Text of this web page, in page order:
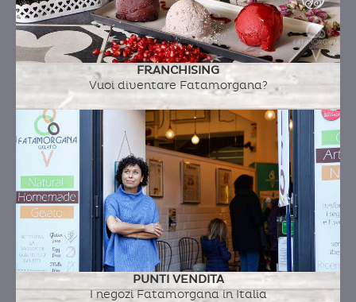
RICOTTA ROMANA, CACAO CRUDO & PERA
(LA-LA-LAND)
Ingredienti:
latte fresco intero a.q., ricotta di
pecora, zucchero, panna fresca, composta di
pera e moscato , salsa di cioccolato e cacao
crudo
RICOTTA, MIELE E COCCO
FRANCHISING
Vuoi diventare Fatamorgana?
PUNTI VENDITA
I negozi Fatamorgana in Italia